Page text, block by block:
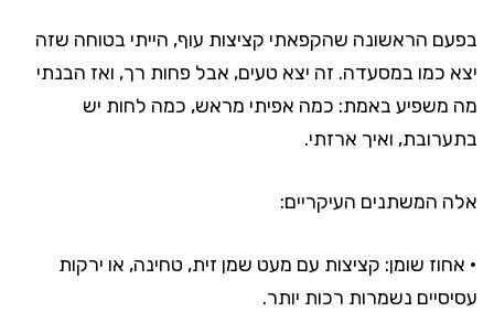
בפעם הראשונה שהקפאתי קציצות עוף, הייתי בטוחה שזה
יצא כמו במסעדה. זה יצא טעים, אבל פחות רך, ואז הבנתי
מה משפיע באמת: כמה אפיתי מראש, כמה לחות יש
בתערובת, ואיך ארזתי.
אלה המשתנים העיקריים:
• אחוז שומן: קציצות עם מעט שמן זית, טחינה, או ירקות
עסיסיים נשמרות רכות יותר.